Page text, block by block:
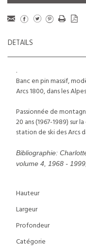
DETAILS
.
Banc en pin massif,
Arcs 1800, dans les
Passionnée de
20 ans (1967-1989)
station de ski des Arcs
Bibliographie:
volume 4, 1968 -
Hauteur
Largeur
Profondeur
Catégorie